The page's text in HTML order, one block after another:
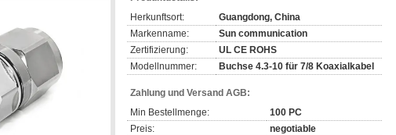
Herkunftsort:
Guangdong, China
Markenname:
Sun communication
Zertifizierung:
UL CE ROHS
Modellnummer:
Buchse 4.3-10 für 7/8 Koaxialkabel
Zahlung und Versand AGB:
Min Bestellmenge:
100 PC
Preis:
negotiable